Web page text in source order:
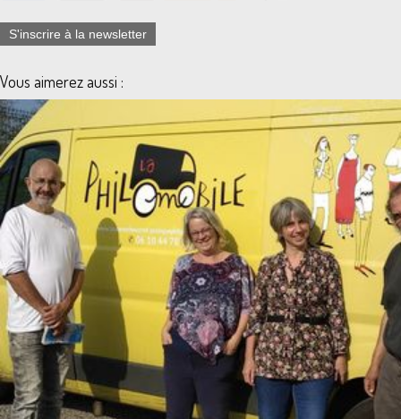
S'inscrire à la newsletter
Vous aimerez aussi :